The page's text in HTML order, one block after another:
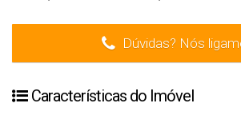
Dúvidas? Nós
Características do Imóvel